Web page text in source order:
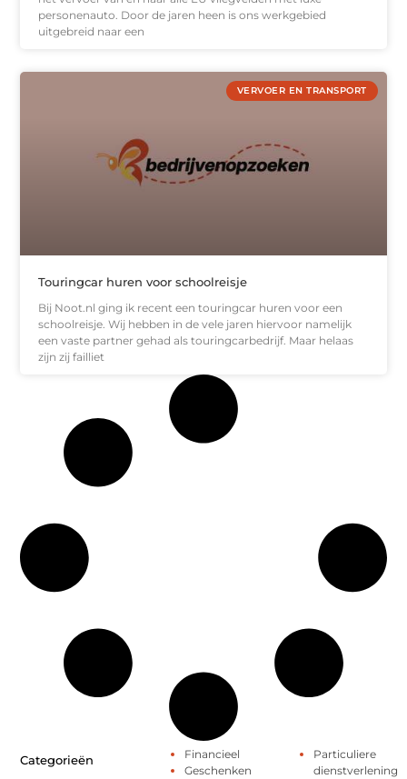
personenauto. Door de jaren heen is ons werkgebied
uitgebreid naar een
VERVOER EN TRANSPORT
Touringcar huren voor schoolreisje
Bij Noot.nl ging ik recent een touringcar huren voor een
schoolreisje. Wij hebben in de vele jaren hiervoor namelijk
een vaste partner gehad als touringcarbedrijf. Maar helaas
zijn zij failliet
Categorieën
Financieel
Geschenken
Particuliere
dienstverlening